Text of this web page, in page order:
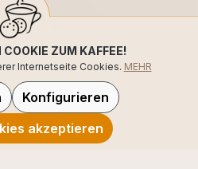
ZUM KAFFEE!
Internetseite Cookies. MEHR
Konfigurieren
akzeptieren